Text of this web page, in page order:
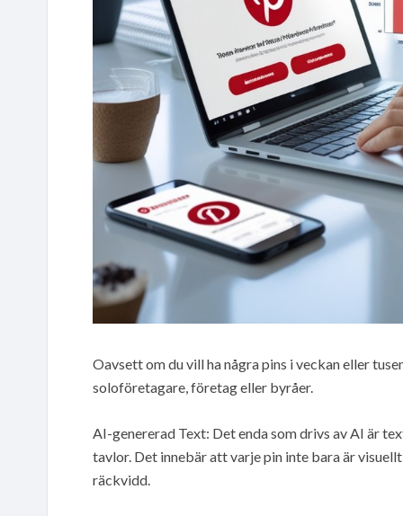
Oavsett om du vill ha några pins i veckan eller
soloföretagare, företag eller byråer.
AI-genererad Text: Det enda som drivs av AI är
tavlor. Det innebär att varje pin inte bara är
räckvidd.